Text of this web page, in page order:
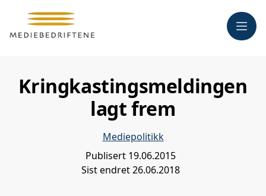
Meny
Kringkastingsmeldingen
lagt frem
Mediepolitikk
Publisert 19.06.2015
Sist endret26.06.2018